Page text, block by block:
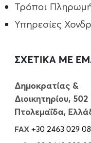
Τρόποι
Υπηρεσίες
ΣΧΕΤΙΚΑ ΜΕ
Δημοκρατίας &
Διοικητηρίου,
Πτολεμαΐδα,
FAX +30 2463 029